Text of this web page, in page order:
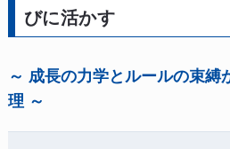
びに活かす
～ 成長の力学とルールの束縛
理 ～